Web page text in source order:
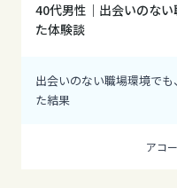
40代男性｜出会いのな
た体験談
出会いのない職場環境で
た結果
アコ